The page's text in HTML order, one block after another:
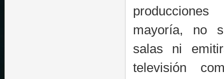
mayoría, no
salas ni
televisión